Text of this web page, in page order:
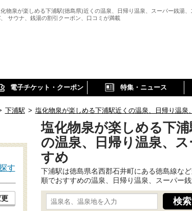
物泉が楽しめる下浦駅(徳島県)近くの温泉、日帰り温泉、スーパー銭湯、
、 サウナ、銭湯の割引クーポン、口コミが満載
電子チケット・クーポン 特集・ニュース
下浦駅 > 塩化物泉が楽しめる下浦駅近くの温泉、日帰り温泉
塩化物泉が楽しめる下浦
の温泉、日帰り温泉、
すめ
下浦駅は徳島県名西郡石井町にある徳島線な
順でおすすめの温泉、日帰り温泉、スーパー
す